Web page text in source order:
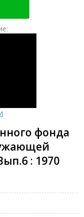
фонда
: 1970